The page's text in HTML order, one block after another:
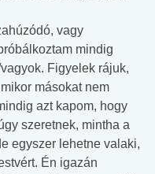
vagy
mindig
Figyelek rájuk,
másokat nem
azt kapom, hogy
szeretnek, mintha a
egyszer lehetne valaki,
Én igazán